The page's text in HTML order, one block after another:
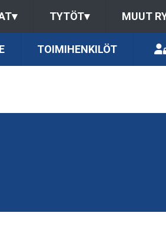
▾ TYTÖT▾ MUUT
TOIMIHENKILÖT